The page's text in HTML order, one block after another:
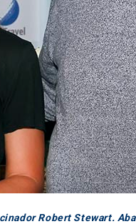
Robert Stewart.